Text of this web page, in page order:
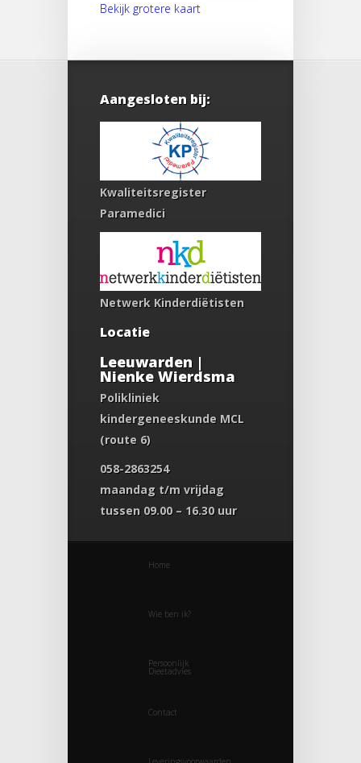
Bekijk grotere kaart
Aangesloten bij:
Kwaliteitsregister
Paramedici
Netwerk Kinderdiëtisten
Locatie
Leeuwarden |
Nienke Wierdsma
Polikliniek
kindergeneeskunde MCL
(route 6)
058-2863254
maandag t/m vrijdag
tussen 09.00 – 16.30 uur
Home
Wie ben ik?
Persoonlijk
Dieetadvies
Contact